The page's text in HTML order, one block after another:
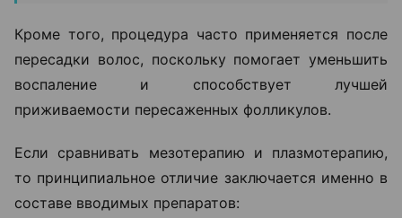
Кроме того, процедура часто применяется после
пересадки волос, поскольку помогает уменьшить
воспаление и способствует лучшей
приживаемости пересаженных фолликулов.
Если сравнивать мезотерапию и плазмотерапию,
то принципиальное отличие заключается именно в
составе вводимых препаратов: